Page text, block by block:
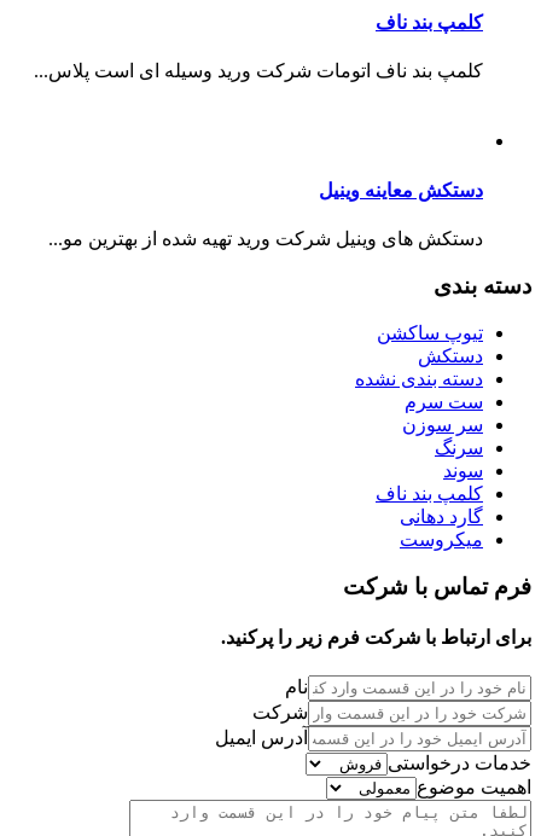
کلمپ بند ناف
کلمپ بند ناف اتومات شرکت ورید وسیله ای است پلاس...
دستکش معاینه وینیل
دستکش های وینیل شرکت ورید تهیه شده از بهترین مو...
دسته بندی
تیوپ ساکشن
دستکش
دسته بندی نشده
ست سرم
سر سوزن
سرنگ
سوند
کلمپ بند ناف
گارد دهانی
میکروست
فرم تماس با شرکت
برای ارتباط با شرکت فرم زیر را پرکنید.
نام
شرکت
آدرس ایمیل
خدمات درخواستی
اهمیت موضوع